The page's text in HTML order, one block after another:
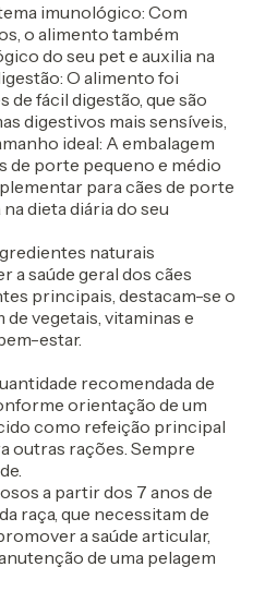
imunológico: Com
o alimento também
do seu pet e auxilia na
O alimento foi
fácil digestão, que são
digestivos mais sensíveis,
ideal: A embalagem
de porte pequeno e médio
para cães de porte
dieta diária do seu
naturais
a saúde geral dos cães
principais, destacam-se o
vegetais, vitaminas e
estar.
recomendada de
orientação de um
como refeição principal
outras rações. Sempre
a partir dos 7 anos de
raça, que necessitam de
a saúde articular,
de uma pelagem